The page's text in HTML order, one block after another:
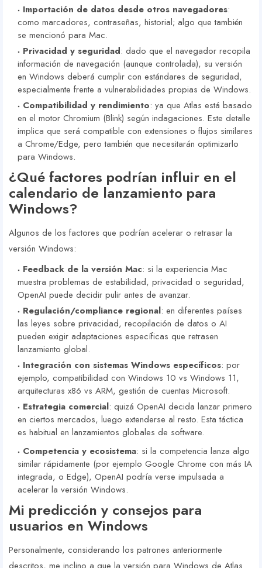
Importación de datos desde otros navegadores:
como marcadores, contraseñas, historial; algo que también
se mencionó para Mac.
Privacidad y seguridad: dado que el navegador recopila
información de navegación (aunque controlada), su versión
en Windows deberá cumplir con estándares de seguridad,
especialmente frente a vulnerabilidades propias de Windows.
Compatibilidad y rendimiento: ya que Atlas está basado
en el motor Chromium (Blink) según indagaciones. Este detalle
implica que será compatible con extensiones o flujos similares
a Chrome/Edge, pero también que necesitarán optimizarlo
para Windows.
¿Qué factores podrían influir en el
calendario de lanzamiento para
Windows?
Algunos de los factores que podrían acelerar o retrasar la
versión Windows:
Feedback de la versión Mac: si la experiencia Mac
muestra problemas de estabilidad, privacidad o seguridad,
OpenAI puede decidir pulir antes de avanzar.
Regulación/compliance regional: en diferentes países
las leyes sobre privacidad, recopilación de datos o AI
pueden exigir adaptaciones específicas que retrasen
lanzamiento global.
Integración con sistemas Windows específicos: por
ejemplo, compatibilidad con Windows 10 vs Windows 11,
arquitecturas x86 vs ARM, gestión de cuentas Microsoft.
Estrategia comercial: quizá OpenAI decida lanzar primero
en ciertos mercados, luego extenderse al resto. Esta táctica
es habitual en lanzamientos globales de software.
Competencia y ecosistema: si la competencia lanza algo
similar rápidamente (por ejemplo Google Chrome con más IA
integrada, o Edge), OpenAI podría verse impulsada a
acelerar la versión Windows.
Mi predicción y consejos para
usuarios en Windows
Personalmente, considerando los patrones anteriormente